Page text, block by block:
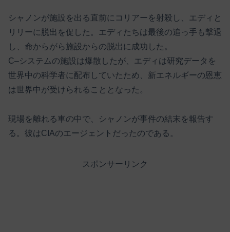
シャノンが施設を出る直前にコリアーを射殺し、エディと
リリーに脱出を促した。エディたちは最後の追っ手も撃退
し、命からがら施設からの脱出に成功した。
C–システムの施設は爆散したが、エディは研究データを
世界中の科学者に配布していたため、新エネルギーの恩恵
は世界中が受けられることとなった。
現場を離れる車の中で、シャノンが事件の結末を報告す
る。彼はCIAのエージェントだったのである。
スポンサーリンク